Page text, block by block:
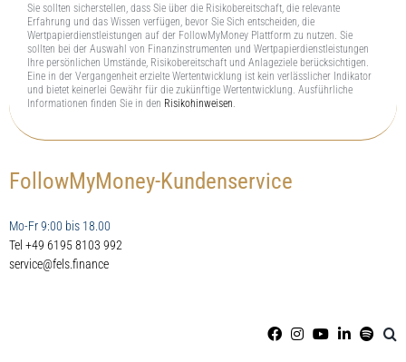
Sie sollten sicherstellen, dass Sie über die Risikobereitschaft, die relevante
Erfahrung und das Wissen verfügen, bevor Sie Sich entscheiden, die
Wertpapierdienstleistungen auf der FollowMyMoney Plattform zu nutzen. Sie
sollten bei der Auswahl von Finanzinstrumenten und Wertpapierdienstleistungen
Ihre persönlichen Umstände, Risikobereitschaft und Anlageziele berücksichtigen.
Eine in der Vergangenheit erzielte Wertentwicklung ist kein verlässlicher Indikator
und bietet keinerlei Gewähr für die zukünftige Wertentwicklung. Ausführliche
Informationen finden Sie in den Risikohinweisen.
FollowMyMoney-Kundenservice
Mo-Fr 9:00 bis 18.00
Tel +49 6195 8103 992
service@fels.finance